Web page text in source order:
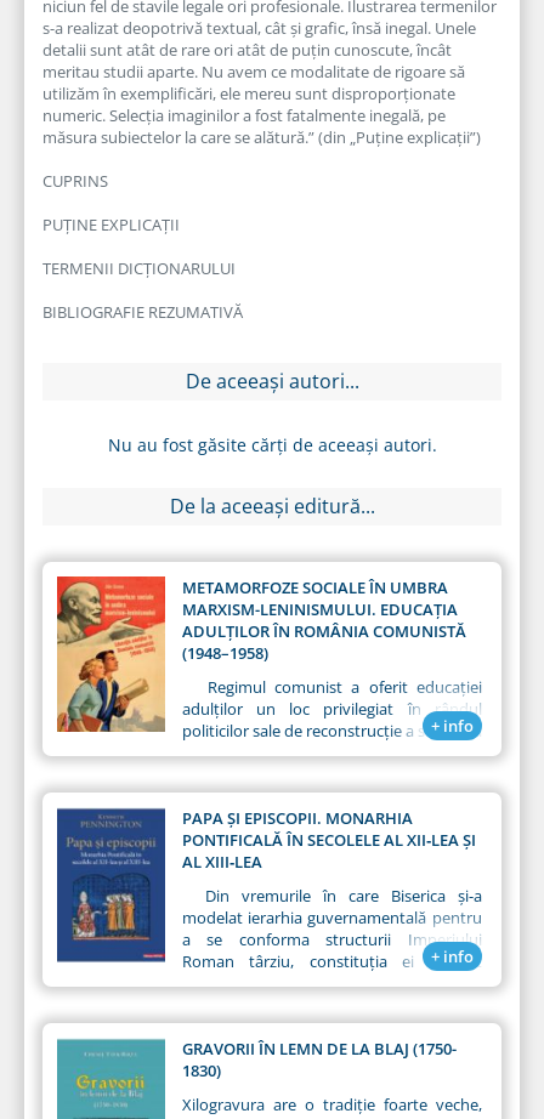
niciun fel de stavile legale ori profesionale. Ilustrarea termenilor
s-a realizat deopotrivă textual, cât şi grafic, însă inegal. Unele
detalii sunt atât de rare ori atât de puţin cunoscute, încât
meritau studii aparte. Nu avem ce modalitate de rigoare să
utilizăm în exemplificări, ele mereu sunt disproporţionate
numeric. Selecţia imaginilor a fost fatalmente inegală, pe
măsura subiectelor la care se alătură.” (din „Puţine explicaţii”)
CUPRINS
PUŢINE EXPLICAŢII
TERMENII DICȚIONARULUI
BIBLIOGRAFIE REZUMATIVĂ
De aceeași autori...
Nu au fost găsite cărți de aceeași autori.
De la aceeași editură...
METAMORFOZE SOCIALE ÎN UMBRA
MARXISM-LENINISMULUI. EDUCAŢIA
ADULŢILOR ÎN ROMÂNIA COMUNISTĂ
(1948–1958)
Regimul comunist a oferit educaţiei
adulţilor un loc privilegiat în rândul
politicilor sale de reconstrucţie a societăţii
conform noilor dogme ideologice.
doar adoptarea modelului sovietic, ci şi
convingerea liderilor politici autohtoni că
adeziunea maselor la noul regim nu
putea fi realizată altfel decât prin investiţii
educaţiei.
+ info
PAPA ŞI EPISCOPII. MONARHIA
PONTIFICALĂ ÎN SECOLELE AL XII‑LEA ŞI
AL XIII‑LEA
Din vremurile în care Biserica şi-a
modelat ierarhia guvernamentală pentru
a se conforma structurii Imperiului
Roman târziu, constituţia ei a fost
monarhică. Timp de secole constituţia
serioase. Oricum, în timpul secolului al
XI‑lea, rolul propriu‑zis pe care Biserica îl
are în societate a devenit un subiect de
literatură de tratate polemice
+ info
GRAVORII ÎN LEMN DE LA BLAJ (1750-
1830)
Xilogravura are o tradiție foarte veche,